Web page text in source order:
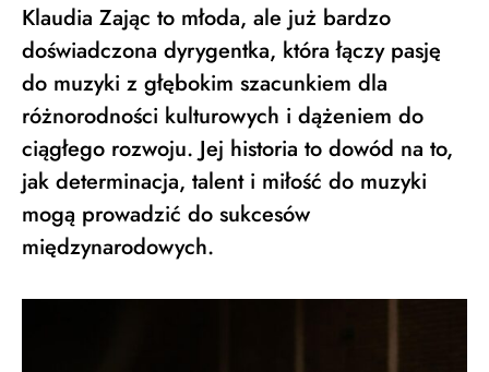
Klaudia Zając to młoda, ale już bardzo
doświadczona dyrygentka, która łączy pasję
do muzyki z głębokim szacunkiem dla
różnorodności kulturowych i dążeniem do
ciągłego rozwoju. Jej historia to dowód na to,
jak determinacja, talent i miłość do muzyki
mogą prowadzić do sukcesów
międzynarodowych.